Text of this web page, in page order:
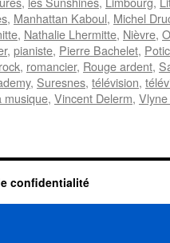
, Manhattan Kaboul, Michel
, Nathalie Lhermitte, Nièvre,
, pianiste, Pierre Bachelet,
rock, romancier, Rouge ardent,
, Suresnes, télévision,
musique, Vincent Delerm,
confidentialité